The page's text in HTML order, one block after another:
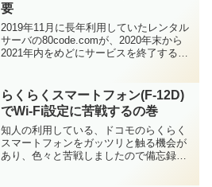
要
2019年11月に長年利用していたレンタル
サーバの80code.comが、2020年末から
2021年内をめどにサービスを終了すると
の費用やスペックだけでなく、ドメイン
の...
らくらくスマートフォン(F-12D)
でWi-Fi設定に苦戦するの巻
知人の利用している、ドコモのらくらく
スマートフォンをガッツリと触る機会が
あり、色々と苦戦しましたので備忘録も